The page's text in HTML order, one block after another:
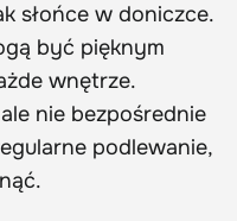
słońce w doniczce.
być pięknym
wnętrze.
nie bezpośrednie
podlewanie,